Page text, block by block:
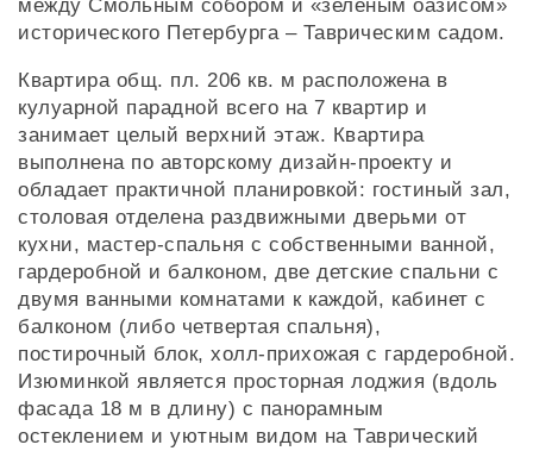
между Смольным собором и «зеленым оазисом»
исторического Петербурга – Таврическим садом.
Квартира общ. пл. 206 кв. м расположена в
кулуарной парадной всего на 7 квартир и
занимает целый верхний этаж. Квартира
выполнена по авторскому дизайн-проекту и
обладает практичной планировкой: гостиный зал,
столовая отделена раздвижными дверьми от
кухни, мастер-спальня с собственными ванной,
гардеробной и балконом, две детские спальни с
двумя ванными комнатами к каждой, кабинет с
балконом (либо четвертая спальня),
постирочный блок, холл-прихожая с гардеробной.
Изюминкой является просторная лоджия (вдоль
фасада 18 м в длину) с панорамным
остеклением и уютным видом на Таврический